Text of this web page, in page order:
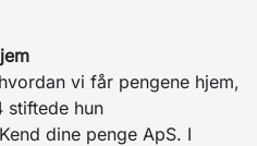
vi får pengene hjem,
stiftede hun
dine penge ApS. I